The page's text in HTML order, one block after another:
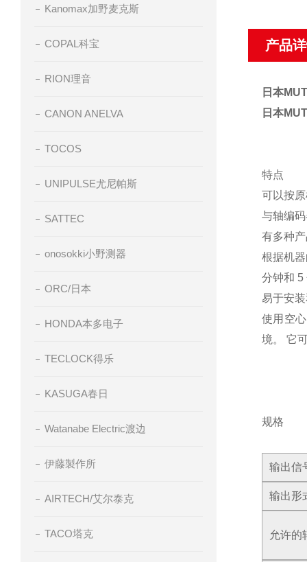
Kanomax加野麦克斯
COPAL科宝
RION理音
CANON ANELVA
TOCOS
UNIPULSE尤尼帕斯
SATTEC
onosokki小野测器
ORC/日本
HONDA本多电子
TECLOCK得乐
KASUGA春日
Watanabe Electric渡边
伊藤製作所
AIRTECH/艾尔泰克
TACO塔克
产品
日本
日本
特点
可以按
与轴编
有多种
根据机
分钟和 5
易于安
使用空
境。 它
规格
输出信
输出形
允许的